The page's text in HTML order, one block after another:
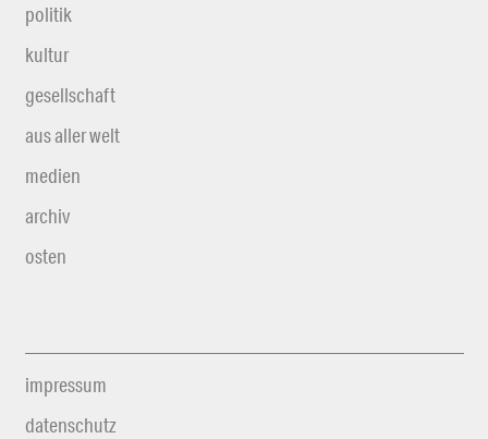
politik
kultur
gesellschaft
aus aller welt
medien
archiv
osten
impressum
datenschutz